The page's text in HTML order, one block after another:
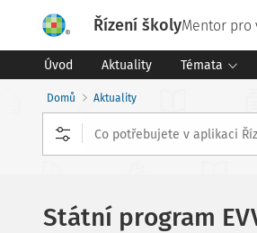
Řízení školyMentor pro
Úvod Aktuality Témata
Domů Aktuality
Státní program